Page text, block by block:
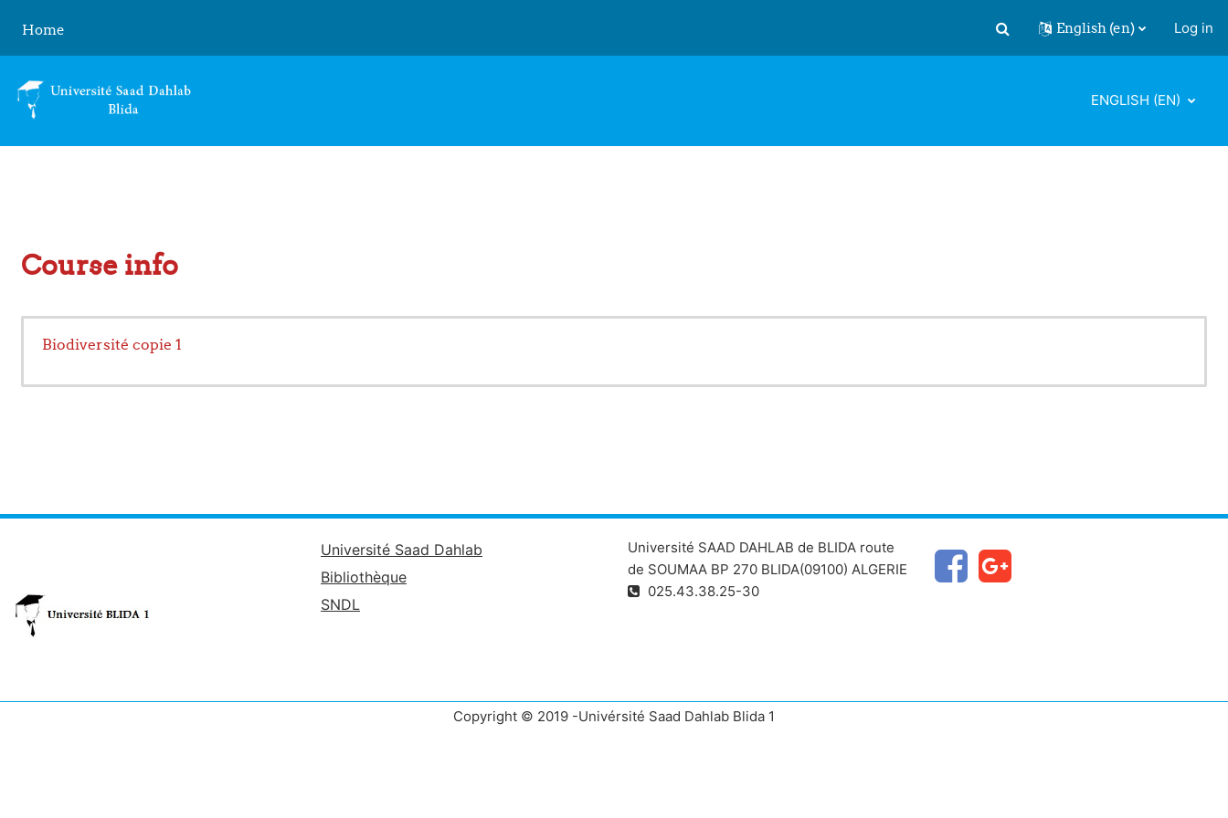
Home
Toggle search input
English ‎(en)‎ Log in
ENGLISH ‎(EN)‎
Course info
Biodiversité copie 1
Université Saad Dahlab
Bibliothèque
SNDL
Université SAAD DAHLAB de BLIDA route
de SOUMAA BP 270 BLIDA(09100) ALGERIE
025.43.38.25-30
Copyright © 2019 -Univérsité Saad Dahlab Blida 1